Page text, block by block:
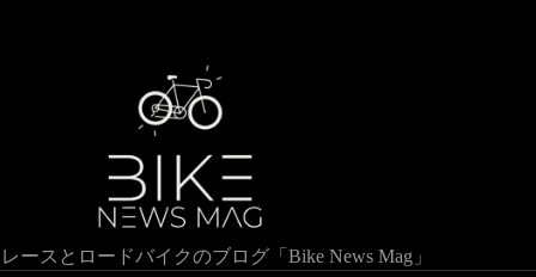
ースとロードバイクのブログ「Bike News Mag」